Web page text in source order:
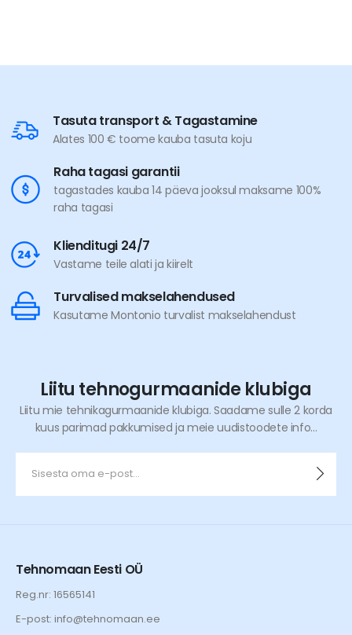
Tasuta transport & Tagastamine
Alates 100 € toome kauba tasuta koju
Raha tagasi garantii
tagastades kauba 14 päeva jooksul maksame 100%
raha tagasi
Klienditugi 24/7
Vastame teile alati ja kiirelt
Turvalised makselahendused
Kasutame Montonio turvalist makselahendust
Liitu tehnogurmaanide klubiga
Liitu mie tehnikagurmaanide klubiga. Saadame sulle 2 korda
kuus parimad pakkumised ja meie uudistoodete info...
Tehnomaan Eesti OÜ
Reg.nr: 16565141
E-post: info@tehnomaan.ee